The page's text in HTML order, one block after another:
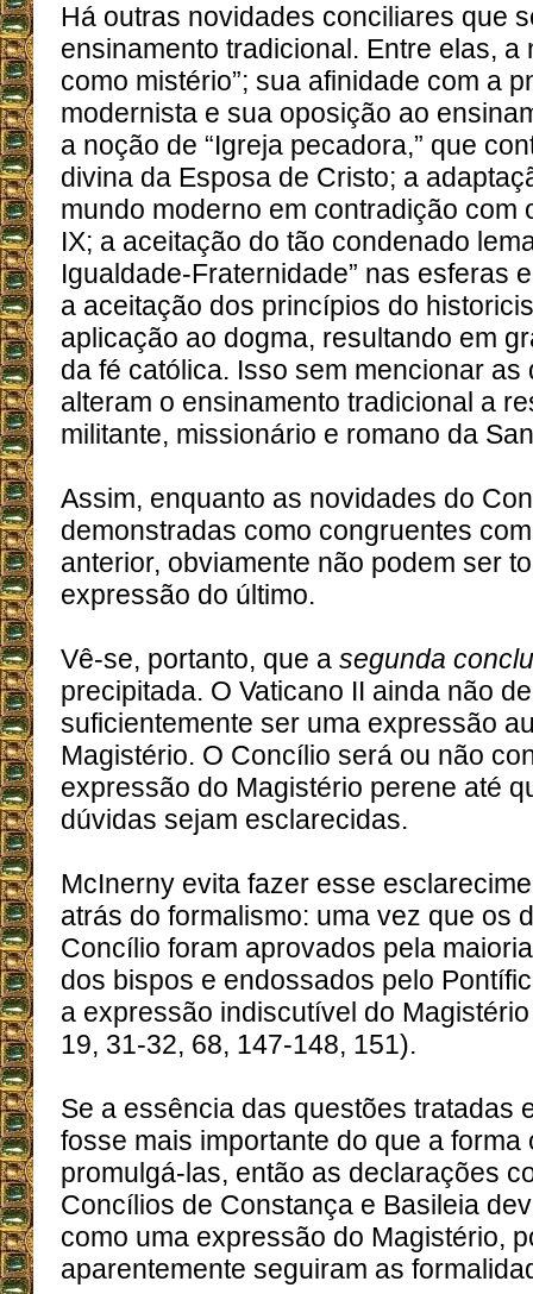
Há outras novidades conciliares que
ensinamento tradicional. Entre elas, a
como mistério”; sua afinidade com a
modernista e sua oposição ao
a noção de “Igreja pecadora,” que
divina da Esposa de Cristo; a
mundo moderno em contradição com
IX; a aceitação do tão condenado
Igualdade-Fraternidade” nas esferas
a aceitação dos princípios do
aplicação ao dogma, resultando em
da fé católica. Isso sem mencionar as
alteram o ensinamento tradicional a
militante, missionário e romano da
Assim, enquanto as novidades do
demonstradas como congruentes
anterior, obviamente não podem ser
expressão do último.
Vê-se, portanto, que a segunda
precipitada. O Vaticano II ainda não
suficientemente ser uma expressão
Magistério. O Concílio será ou não
expressão do Magistério perene até
dúvidas sejam esclarecidas.
McInerny evita fazer esse
atrás do formalismo: uma vez que os
Concílio foram aprovados pela
dos bispos e endossados pelo
a expressão indiscutível do
19, 31-32, 68, 147-148, 151).
Se a essência das questões tratadas
fosse mais importante do que a
promulgá-las, então as declarações
Concílios de Constança e Basileia
como uma expressão do Magistério,
aparentemente seguiram as